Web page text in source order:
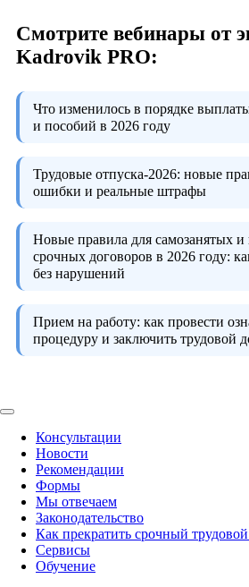
Смотрите вебинары от
Kadrovik PRO:
Что изменилось в порядке
и пособий в 2026 году
Трудовые отпуска-2026: новые
ошибки и реальные штрафы
Новые правила для самозанятых и
срочных договоров в 2026 году:
без нарушений
Прием на работу: как провести
процедуру и заключить трудовой
Консультации
Новости
Рекомендации
Формы
Мы отвечаем
Законодательство
Как прекратить срочный
Сервисы
Обучение